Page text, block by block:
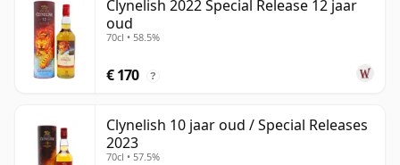
Clynelish 2022 Special Release 12 jaar
oud
70cl • 58.5%
€ 170 ?
Clynelish 10 jaar oud / Special Releases
2023
70cl • 57.5%